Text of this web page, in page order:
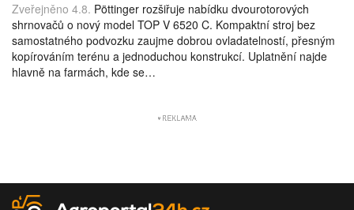
Zveřejněno 4.8. Pöttinger rozšiřuje nabídku dvourotorových
shrnovačů o nový model TOP V 6520 C. Kompaktní stroj bez
samostatného podvozku zaujme dobrou ovladatelností, přesným
kopírováním terénu a jednoduchou konstrukcí. Uplatnění najde
hlavně na farmách, kde se…